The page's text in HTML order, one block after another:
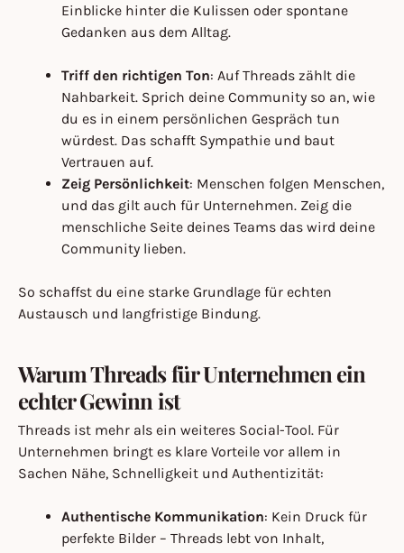
Einblicke hinter die Kulissen oder spontane
Gedanken aus dem Alltag.
Triff den richtigen Ton: Auf Threads zählt die
Nahbarkeit. Sprich deine Community so an, wie
du es in einem persönlichen Gespräch tun
würdest. Das schafft Sympathie und baut
Vertrauen auf.
Zeig Persönlichkeit: Menschen folgen Menschen,
und das gilt auch für Unternehmen. Zeig die
menschliche Seite deines Teams das wird deine
Community lieben.
So schaffst du eine starke Grundlage für echten
Austausch und langfristige Bindung.
Warum Threads für Unternehmen ein
echter Gewinn ist
Threads ist mehr als ein weiteres Social-Tool. Für
Unternehmen bringt es klare Vorteile vor allem in
Sachen Nähe, Schnelligkeit und Authentizität:
Authentische Kommunikation: Kein Druck für
perfekte Bilder – Threads lebt von Inhalt,